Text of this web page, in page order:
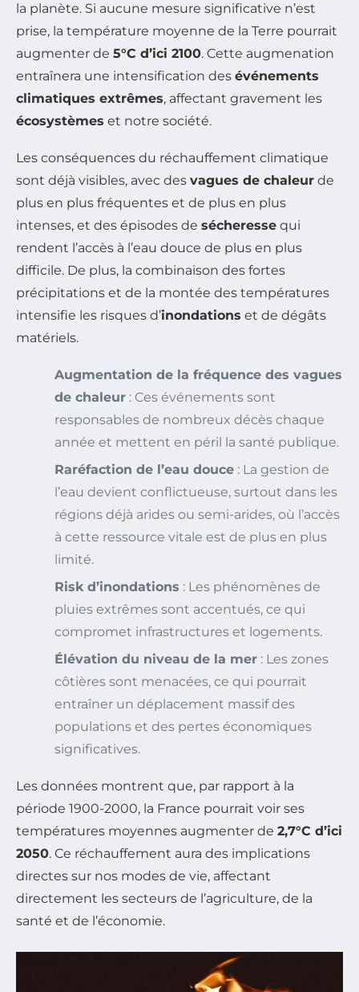
la planète. Si aucune mesure significative n’est
prise, la température moyenne de la Terre pourrait
augmenter de 5°C d’ici 2100. Cette augmenation
entraînera une intensification des événements
climatiques extrêmes, affectant gravement les
écosystèmes et notre société.
Les conséquences du réchauffement climatique
sont déjà visibles, avec des vagues de chaleur de
plus en plus fréquentes et de plus en plus
intenses, et des épisodes de sécheresse qui
rendent l’accès à l’eau douce de plus en plus
difficile. De plus, la combinaison des fortes
précipitations et de la montée des températures
intensifie les risques d’inondations et de dégâts
matériels.
Augmentation de la fréquence des vagues
de chaleur : Ces événements sont
responsables de nombreux décès chaque
année et mettent en péril la santé publique.
Raréfaction de l’eau douce : La gestion de
l’eau devient conflictueuse, surtout dans les
régions déjà arides ou semi-arides, où l’accès
à cette ressource vitale est de plus en plus
limité.
Risk d’inondations : Les phénomènes de
pluies extrêmes sont accentués, ce qui
compromet infrastructures et logements.
Élévation du niveau de la mer : Les zones
côtières sont menacées, ce qui pourrait
entraîner un déplacement massif des
populations et des pertes économiques
significatives.
Les données montrent que, par rapport à la
période 1900-2000, la France pourrait voir ses
températures moyennes augmenter de 2,7°C d’ici
2050. Ce réchauffement aura des implications
directes sur nos modes de vie, affectant
directement les secteurs de l’agriculture, de la
santé et de l’économie.